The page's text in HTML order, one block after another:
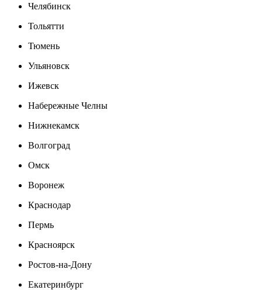
Челябинск
Тольятти
Тюмень
Ульяновск
Ижевск
Набережные Челны
Нижнекамск
Волгоград
Омск
Воронеж
Краснодар
Пермь
Красноярск
Ростов-на-Дону
Екатеринбург